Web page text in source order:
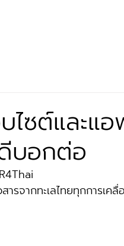
ไซต์และแ
บอกต่อ
รจากทะเลไทยทุกการเคลื่